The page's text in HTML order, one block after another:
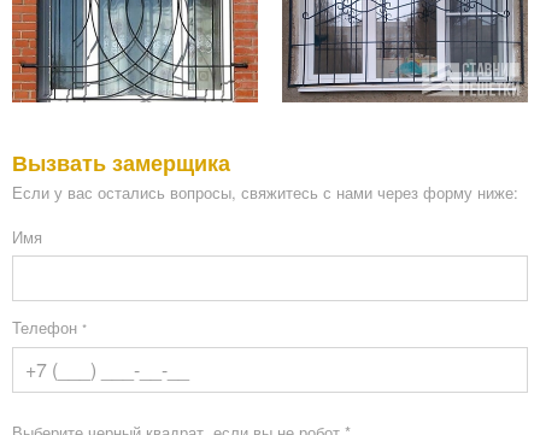
Вызвать замерщика
Если у вас остались вопросы, свяжитесь с нами через форму ниже:
Имя
Телефон *